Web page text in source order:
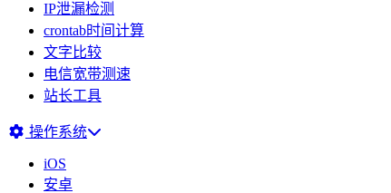
IP泄漏检测
crontab时间计算
文字比较
电信宽带测速
站长工具
操作系统
iOS
安卓